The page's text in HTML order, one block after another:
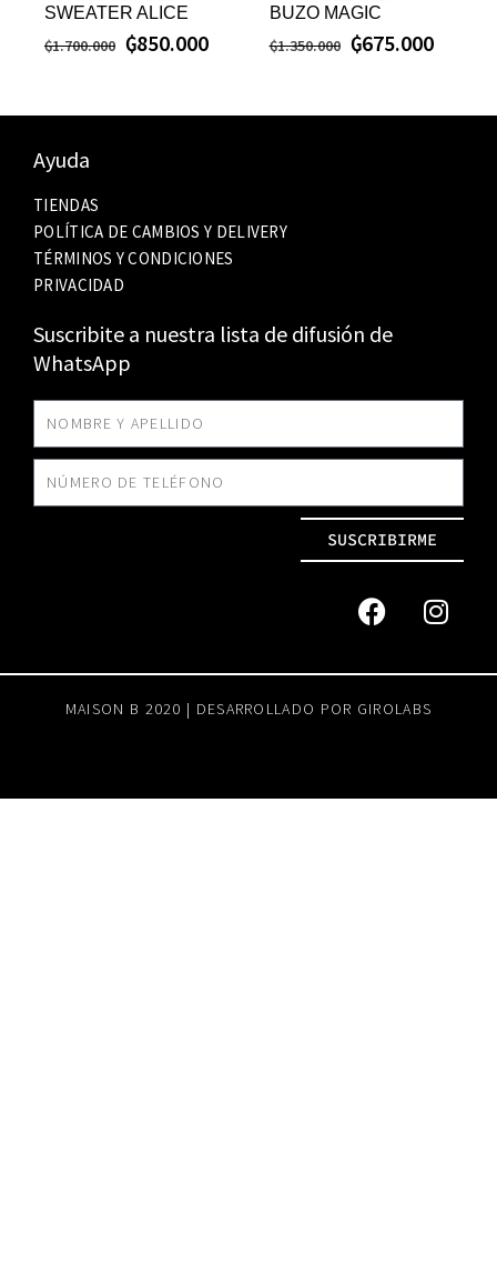
SWEATER ALICE
₲1.700.000 ₲850.000
BUZO MAGIC
₲1.350.000 ₲675.000
Ayuda
TIENDAS
POLÍTICA DE CAMBIOS Y DELIVERY
TÉRMINOS Y CONDICIONES
PRIVACIDAD
Suscribite a nuestra lista de difusión de
WhatsApp
SUSCRIBIRME
MAISON B 2020 | DESARROLLADO POR GIROLABS